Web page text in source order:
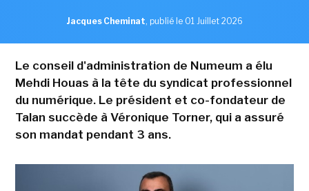
Jacques Cheminat, publié le 01 Juillet 2026
Le conseil d'administration de Numeum a élu
Mehdi Houas à la tête du syndicat professionnel
du numérique. Le président et co-fondateur de
Talan succède à Véronique Torner, qui a assuré
son mandat pendant 3 ans.